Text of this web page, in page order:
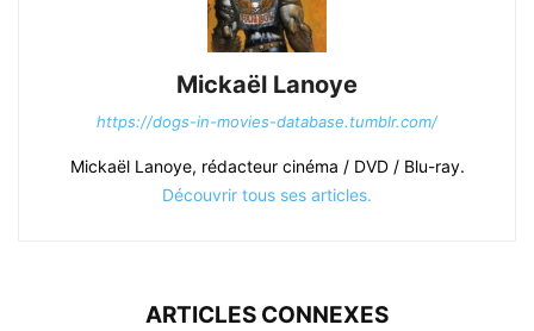
Mickaël Lanoye
https://dogs-in-movies-database.tumblr.com/
Mickaël Lanoye, rédacteur cinéma / DVD / Blu-ray.
Découvrir tous ses articles.
ARTICLES CONNEXES